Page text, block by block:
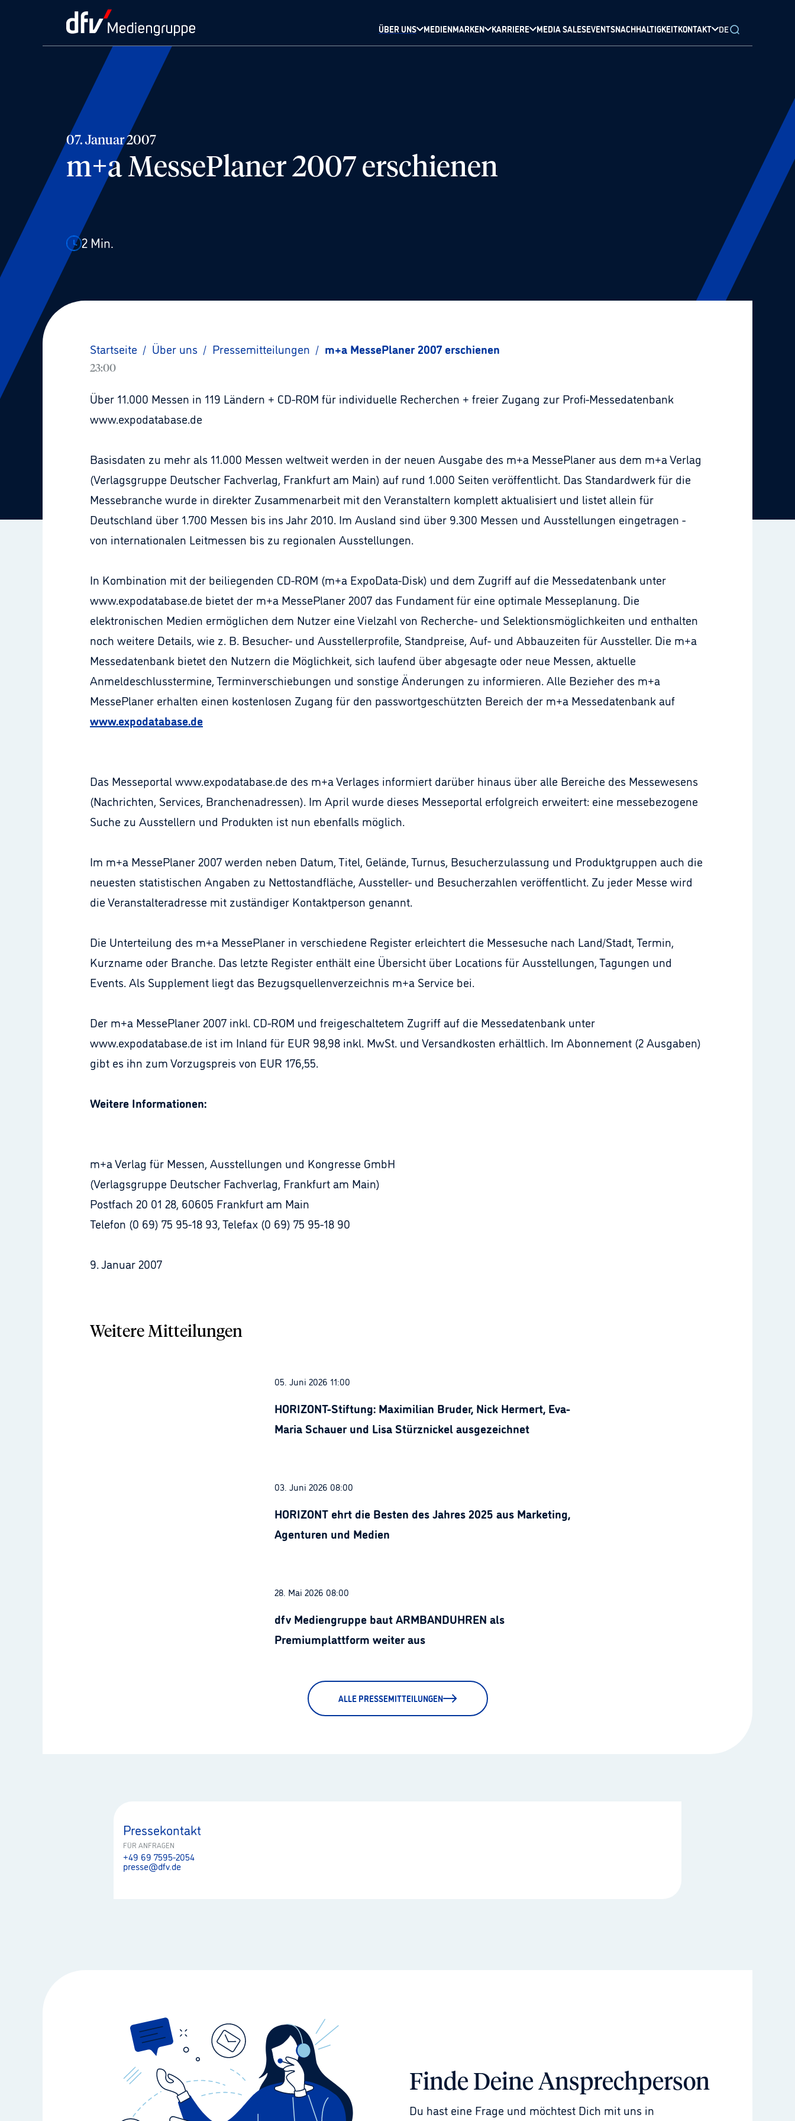
ÜBER UNS MEDIENMARKEN KARRIERE MEDIA SALESEVENTSNACHHALTIGKEITKONTAKT DE
07. Januar 2007
m+a MessePlaner 2007 erschienen
2 Min.
Startseite / Über uns / Pressemitteilungen / m+a MessePlaner 2007 erschienen
23:00
Über 11.000 Messen in 119 Ländern + CD-ROM für individuelle Recherchen + freier Zugang zur Profi-Messedatenbank
www.expodatabase.de
Basisdaten zu mehr als 11.000 Messen weltweit werden in der neuen Ausgabe des m+a MessePlaner aus dem m+a Verlag
(Verlagsgruppe Deutscher Fachverlag, Frankfurt am Main) auf rund 1.000 Seiten veröffentlicht. Das Standardwerk für die
Messebranche wurde in direkter Zusammenarbeit mit den Veranstaltern komplett aktualisiert und listet allein für
Deutschland über 1.700 Messen bis ins Jahr 2010. Im Ausland sind über 9.300 Messen und Ausstellungen eingetragen -
von internationalen Leitmessen bis zu regionalen Ausstellungen.
In Kombination mit der beiliegenden CD-ROM (m+a ExpoData-Disk) und dem Zugriff auf die Messedatenbank unter
www.expodatabase.de bietet der m+a MessePlaner 2007 das Fundament für eine optimale Messeplanung. Die
elektronischen Medien ermöglichen dem Nutzer eine Vielzahl von Recherche- und Selektionsmöglichkeiten und enthalten
noch weitere Details, wie z. B. Besucher- und Ausstellerprofile, Standpreise, Auf- und Abbauzeiten für Aussteller. Die m+a
Messedatenbank bietet den Nutzern die Möglichkeit, sich laufend über abgesagte oder neue Messen, aktuelle
Anmeldeschlusstermine, Terminverschiebungen und sonstige Änderungen zu informieren. Alle Bezieher des m+a
MessePlaner erhalten einen kostenlosen Zugang für den passwortgeschützten Bereich der m+a Messedatenbank auf
www.expodatabase.de
Das Messeportal www.expodatabase.de des m+a Verlages informiert darüber hinaus über alle Bereiche des Messewesens
(Nachrichten, Services, Branchenadressen). Im April wurde dieses Messeportal erfolgreich erweitert: eine messebezogene
Suche zu Ausstellern und Produkten ist nun ebenfalls möglich.
Im m+a MessePlaner 2007 werden neben Datum, Titel, Gelände, Turnus, Besucherzulassung und Produktgruppen auch die
neuesten statistischen Angaben zu Nettostandfläche, Aussteller- und Besucherzahlen veröffentlicht. Zu jeder Messe wird
die Veranstalteradresse mit zuständiger Kontaktperson genannt.
Die Unterteilung des m+a MessePlaner in verschiedene Register erleichtert die Messesuche nach Land/Stadt, Termin,
Kurzname oder Branche. Das letzte Register enthält eine Übersicht über Locations für Ausstellungen, Tagungen und
Events. Als Supplement liegt das Bezugsquellenverzeichnis m+a Service bei.
Der m+a MessePlaner 2007 inkl. CD-ROM und freigeschaltetem Zugriff auf die Messedatenbank unter
www.expodatabase.de ist im Inland für EUR 98,98 inkl. MwSt. und Versandkosten erhältlich. Im Abonnement (2 Ausgaben)
gibt es ihn zum Vorzugspreis von EUR 176,55.
Weitere Informationen:
m+a Verlag für Messen, Ausstellungen und Kongresse GmbH
(Verlagsgruppe Deutscher Fachverlag, Frankfurt am Main)
Postfach 20 01 28, 60605 Frankfurt am Main
Telefon (0 69) 75 95-18 93, Telefax (0 69) 75 95-18 90
9. Januar 2007
Weitere Mitteilungen
05. Juni 2026 11:00
HORIZONT-Stiftung: Maximilian Bruder, Nick Hermert, Eva-
Maria Schauer und Lisa Stürznickel ausgezeichnet
03. Juni 2026 08:00
HORIZONT ehrt die Besten des Jahres 2025 aus Marketing,
Agenturen und Medien
28. Mai 2026 08:00
dfv Mediengruppe baut ARMBANDUHREN als
Premiumplattform weiter aus
ALLE PRESSEMITTEILUNGEN
Pressekontakt
FÜR ANFRAGEN
+49 69 7595-2054
presse@dfv.de
Finde Deine Ansprechperson
Du hast eine Frage und möchtest Dich mit uns in